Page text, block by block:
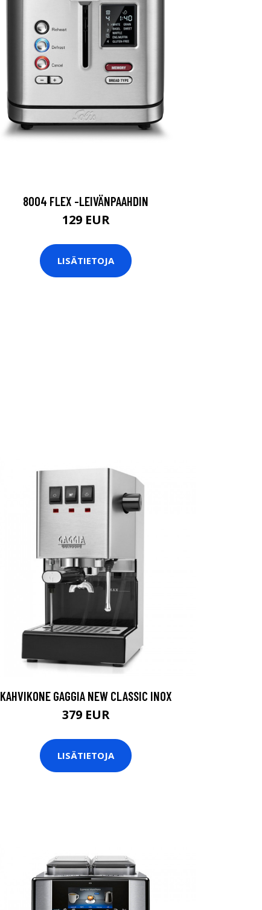
8004 FLEX -LEIVÄNPAAHDIN
129 EUR
LISÄTIETOJA
KAHVIKONE GAGGIA NEW CLASSIC INOX
379 EUR
LISÄTIETOJA